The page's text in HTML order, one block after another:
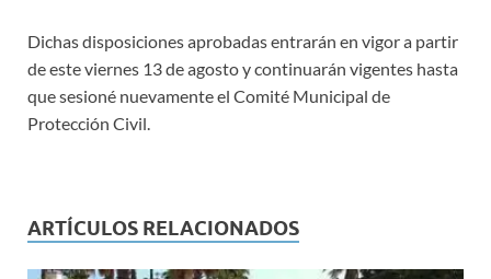
Dichas disposiciones aprobadas entrarán en vigor a partir
de este viernes 13 de agosto y continuarán vigentes hasta
que sesioné nuevamente el Comité Municipal de
Protección Civil.
ARTÍCULOS RELACIONADOS